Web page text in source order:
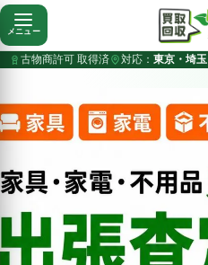
メニュー
古物商許可 取得済 対応： 東京・埼